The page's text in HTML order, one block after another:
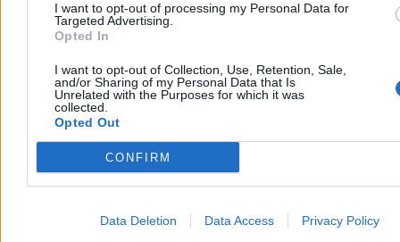
I want to opt-out of processing my Personal Data for
Targeted Advertising.
Opted In
I want to opt-out of Collection, Use, Retention, Sale,
and/or Sharing of my Personal Data that Is
Unrelated with the Purposes for which it was
collected.
Opted Out
CONFIRM
Data Deletion Data Access Privacy Policy
Reklama